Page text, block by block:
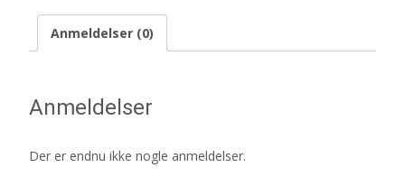
Anmeldelser (0)
Anmeldelser
Der er endnu ikke nogle anmeldelser.